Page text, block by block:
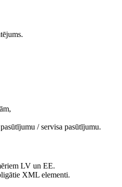
/ servisa pasūtījumu.
LV un EE.
XML elementi.